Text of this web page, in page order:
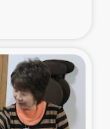
援
ども支援
植林活動